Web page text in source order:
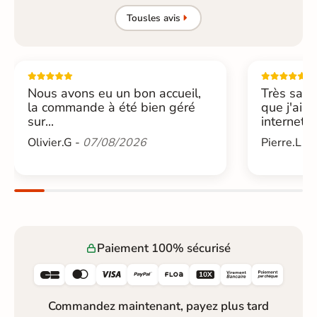
Tousles avis
Nous avons eu un bon accueil,
la commande à été bien géré
sur...
Olivier.G - 07/08/2026
Très
que j'ai
internet....
Pierre.L -
Paiement 100% sécurisé
     
Commandez maintenant, payez plus tard